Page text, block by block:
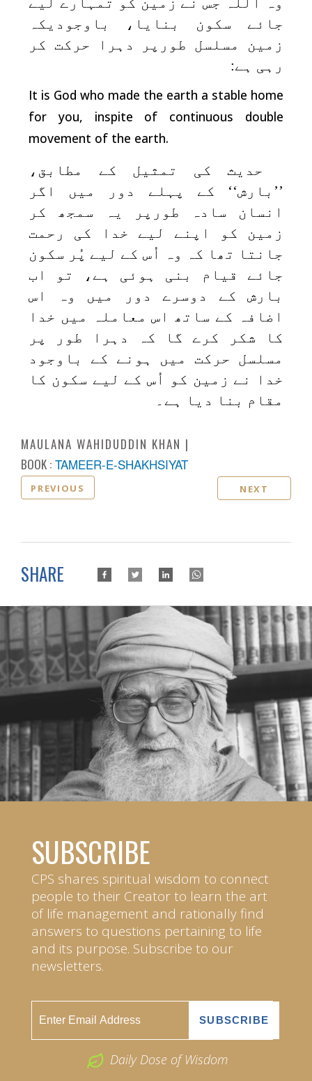
جائے سکون بنایا، باوجودیکہ
زمین مسلسل طورپر دہرا حرکت کر
رہی ہے:
It is God who made the earth a stable home
for you, inspite of continuous double
movement of the earth.
حدیث کی تمثیل کے مطابق،
’’بارش‘‘ کے پہلے دور میں اگر
انسان سادہ طورپر یہ سمجھ کر
زمین کو اپنے لیے خدا کی رحمت
جانتا تھا کہ وہ اُس کے لیے پُر سکون
جائے قیام بنی ہوئی ہے، تو اب
بارش کے دوسرے دور میں وہ اس
اضافہ کے ساتھ اس معاملہ میں خدا
کا شکر کرے گا کہ دہرا طور پر
مسلسل حرکت میں ہونے کے باوجود
خدا نے زمین کو اُس کے لیے سکون کا
مقام بنا دیا ہے۔
MAULANA WAHIDUDDIN KHAN
BOOK : TAMEER-E-SHAKHSIYAT
PREVIOUS NEXT
SHARE
SUBSCRIBE
CPS shares spiritual wisdom to connect
people to their Creator to learn the art
of life management and rationally find
answers to questions pertaining to life
and its purpose. Subscribe to our
newsletters.
Daily Dose of Wisdom